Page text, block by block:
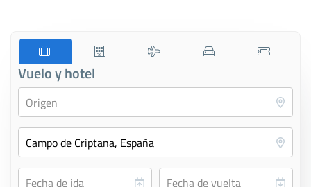
Vuelo y hotel